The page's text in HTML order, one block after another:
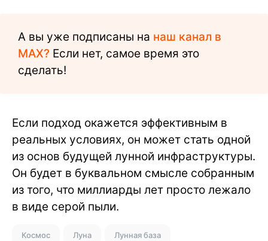
А вы уже подписаны на наш канал в
MAX? Если нет, самое время это
сделать!
Если подход окажется эффективным в
реальных условиях, он может стать одной
из основ будущей лунной инфраструктуры.
Он будет в буквальном смысле собранным
из того, что миллиарды лет просто лежало
в виде серой пыли.
Космос Луна Лунная база